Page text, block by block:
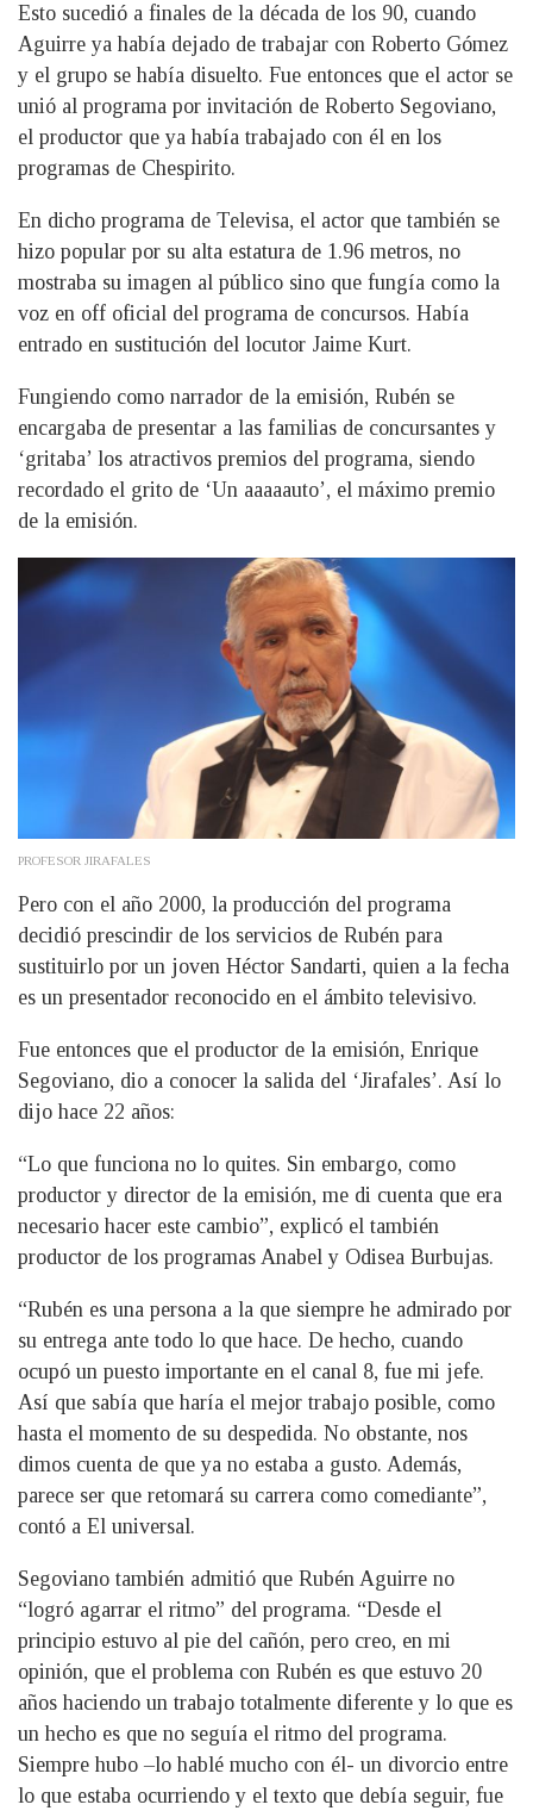
Esto sucedió a finales de la década de los 90, cuando
Aguirre ya había dejado de trabajar con Roberto Gómez
y el grupo se había disuelto. Fue entonces que el actor se
unió al programa por invitación de Roberto Segoviano,
el productor que ya había trabajado con él en los
programas de Chespirito.
En dicho programa de Televisa, el actor que también se
hizo popular por su alta estatura de 1.96 metros, no
mostraba su imagen al público sino que fungía como la
voz en off oficial del programa de concursos. Había
entrado en sustitución del locutor Jaime Kurt.
Fungiendo como narrador de la emisión, Rubén se
encargaba de presentar a las familias de concursantes y
‘gritaba’ los atractivos premios del programa, siendo
recordado el grito de ‘Un aaaaauto’, el máximo premio
de la emisión.
PROFESOR JIRAFALES
Pero con el año 2000, la producción del programa
decidió prescindir de los servicios de Rubén para
sustituirlo por un joven Héctor Sandarti, quien a la fecha
es un presentador reconocido en el ámbito televisivo.
Fue entonces que el productor de la emisión, Enrique
Segoviano, dio a conocer la salida del ‘Jirafales’. Así lo
dijo hace 22 años:
“Lo que funciona no lo quites. Sin embargo, como
productor y director de la emisión, me di cuenta que era
necesario hacer este cambio”, explicó el también
productor de los programas Anabel y Odisea Burbujas.
“Rubén es una persona a la que siempre he admirado por
su entrega ante todo lo que hace. De hecho, cuando
ocupó un puesto importante en el canal 8, fue mi jefe.
Así que sabía que haría el mejor trabajo posible, como
hasta el momento de su despedida. No obstante, nos
dimos cuenta de que ya no estaba a gusto. Además,
parece ser que retomará su carrera como comediante”,
contó a El universal.
Segoviano también admitió que Rubén Aguirre no
“logró agarrar el ritmo” del programa. “Desde el
principio estuvo al pie del cañón, pero creo, en mi
opinión, que el problema con Rubén es que estuvo 20
años haciendo un trabajo totalmente diferente y lo que es
un hecho es que no seguía el ritmo del programa.
Siempre hubo –lo hablé mucho con él- un divorcio entre
lo que estaba ocurriendo y el texto que debía seguir, fue